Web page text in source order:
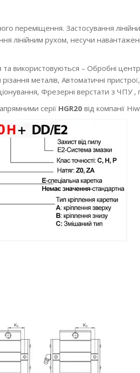
переміщення. Застосування
лінійним рухом, несучи
та використовуються – Обробні
металів, Автоматичні
Фрезерні верстати з ЧПУ ,
серії HGR20 від компанії